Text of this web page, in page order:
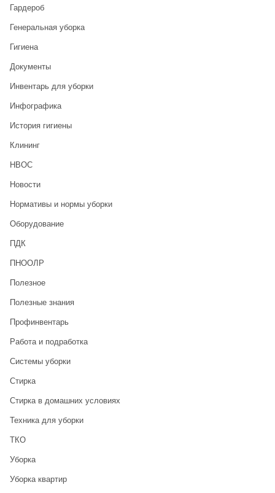
Гардероб
Генеральная уборка
Гигиена
Документы
Инвентарь для уборки
Инфографика
История гигиены
Клининг
НВОС
Новости
Нормативы и нормы уборки
Оборудование
ПДК
ПНООЛР
Полезное
Полезные знания
Профинвентарь
Работа и подработка
Системы уборки
Стирка
Стирка в домашних условиях
Техника для уборки
ТКО
Уборка
Уборка квартир